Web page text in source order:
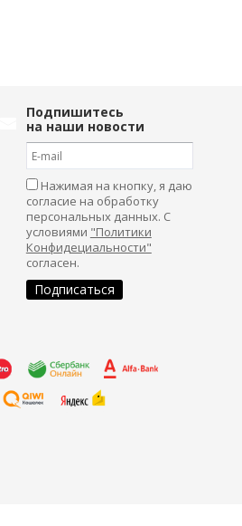
Подпишитесь
на наши новости
Нажимая на кнопку, я даю
согласие на обработку
персональных данных. С
условиями "Политики
Конфидециальности"
согласен.